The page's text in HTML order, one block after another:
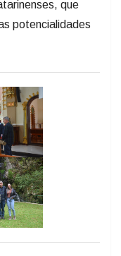
que
potencialidades